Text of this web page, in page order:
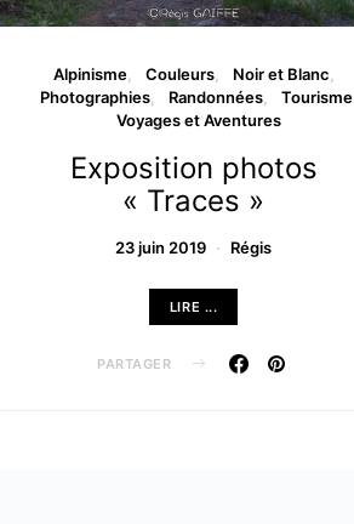
Alpinisme Couleurs
Noir et Blanc
Photographies
Randonnées
Tourisme
Voyages et Aventures
Exposition photos
« Traces »
23 juin 2019 Régis
LIRE ...
PARTAGER